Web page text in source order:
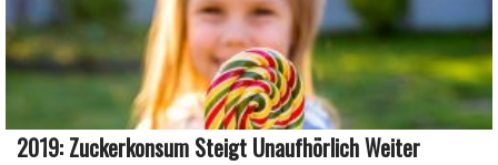
2019: Zuckerkonsum Steigt Unaufhörlich Weiter